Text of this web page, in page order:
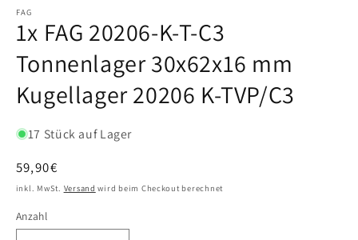
FAG
1x FAG 20206-K-T-C3
Tonnenlager 30x62x16 mm
Kugellager 20206 K-TVP/C3
17 Stück auf Lager
Normaler
Preis
59,90€
inkl. MwSt. Versand wird beim Checkout berechnet
Anzahl